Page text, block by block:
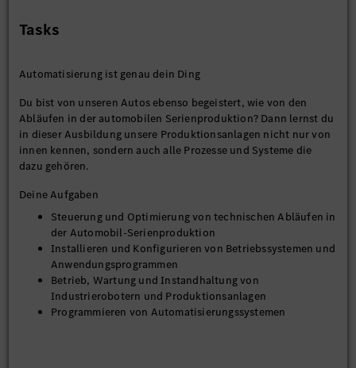
Tasks
Automatisierung ist genau dein Ding
Du bist von unseren Autos ebenso begeistert, wie von den
Abläufen in der automobilen Serienproduktion? Dann lernst du
in dieser Ausbildung unsere Produktionsanlagen nicht nur von
innen kennen, sondern auch alle Prozesse und Systeme die
dazu gehören.
Deine Aufgaben
Steuerung und Optimierung von technischen Abläufen in
der Automobil-Serienproduktion
Installieren und Konfigurieren von Betriebssystemen und
Anwendungsprogrammen
Betrieb, Wartung und Instandhaltung von
Industrierobotern und Produktionsanlagen
Programmieren von Automatisierungssystemen